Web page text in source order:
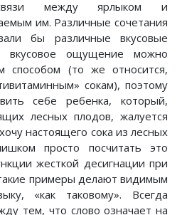
связи между ярлыком и
им. Различные сочетания
бы различные вкусовые
ощущение можно
способом (то же относится,
сокам), поэтому
себе ребенка, который,
лесных плодов, жалуется
настоящего сока из лесных
просто посчитать это
жесткой десигнации при
примеры делают видимым
«как таковому». Всегда
тем, что слово означает на